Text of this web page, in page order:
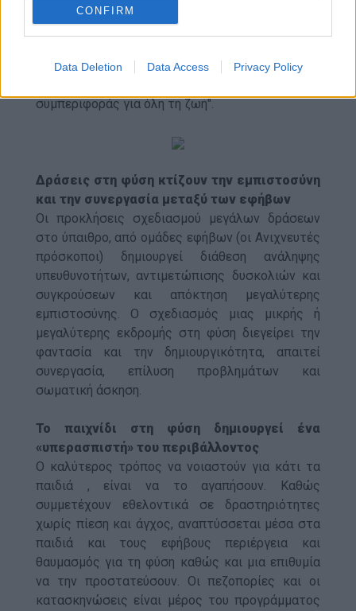
CONFIRM
Data Deletion Data Access Privacy Policy
έρευνα μας δείχνει ότι οι συχνές
δραστηριότητες στη φύση με ένα ενήλικο
ευτυχισμένα, πιο έξυπνα, ισχυρότερα παιδιά και
συμπεριφοράς για όλη τη ζωή".
Δράσεις στη φύση κτίζουν την εμπιστοσύνη
και την συνεργασία μεταξύ των εφήβων
Οι προκλήσεις σχεδιασμού μεγάλων δράσεων
στο ύπαιθρο, από ομάδες εφήβων (οι Ανιχνευτές
πρόσκοποι) δημιουργεί διάθεση ανάληψης
υπευθυνοτήτων, αντιμετώπισης δυσκολιών και
συγκρούσεων και απόκτηση μεγαλύτερης
εμπιστοσύνης. Ο σχεδιασμός μιας μικρής ή
μεγαλύτερης εκδρομής στη φύση διεγείρει την
φαντασία και την δημιουργικότητα, απαιτεί
συνεργασία, επίλυση προβλημάτων και
σωματική άσκηση.
Το παιχνίδι στη φύση δημιουργεί ένα
«υπερασπιστή» του περιβάλλοντος
Ο καλύτερος τρόπος να νοιαστούν για κάτι τα
παιδιά , είναι να το αγαπήσουν. Καθώς
συμμετέχουν εθελοντικά σε δραστηριότητες
χωρίς πίεση και άγχος, αναπτύσσεται μέσα στα
παιδιά και τους εφήβους περιέργεια και
θαυμασμός για τη φύση καθώς και μια επιθυμία
να την προστατεύσουν. Οι πεζοπορίες και οι
κατασκηνώσεις είναι μέρος του προγράμματος